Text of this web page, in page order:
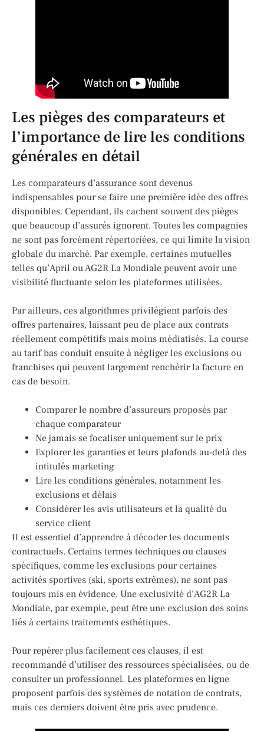
Les pièges des comparateurs et
l’importance de lire les conditions
générales en détail
Les comparateurs d’assurance sont devenus
indispensables pour se faire une première idée des offres
disponibles. Cependant, ils cachent souvent des pièges
que beaucoup d’assurés ignorent. Toutes les compagnies
ne sont pas forcément répertoriées, ce qui limite la vision
globale du marché. Par exemple, certaines mutuelles
telles qu’April ou AG2R La Mondiale peuvent avoir une
visibilité fluctuante selon les plateformes utilisées.
Par ailleurs, ces algorithmes privilégient parfois des
offres partenaires, laissant peu de place aux contrats
réellement compétitifs mais moins médiatisés. La course
au tarif bas conduit ensuite à négliger les exclusions ou
franchises qui peuvent largement renchérir la facture en
cas de besoin.
Comparer le nombre d’assureurs proposés par
chaque comparateur
Ne jamais se focaliser uniquement sur le prix
Explorer les garanties et leurs plafonds au-delà des
intitulés marketing
Lire les conditions générales, notamment les
exclusions et délais
Considérer les avis utilisateurs et la qualité du
service client
Il est essentiel d’apprendre à décoder les documents
contractuels. Certains termes techniques ou clauses
spécifiques, comme les exclusions pour certaines
activités sportives (ski, sports extrêmes), ne sont pas
toujours mis en évidence. Une exclusivité d’AG2R La
Mondiale, par exemple, peut être une exclusion des soins
liés à certains traitements esthétiques.
Pour repérer plus facilement ces clauses, il est
recommandé d’utiliser des ressources spécialisées, ou de
consulter un professionnel. Les plateformes en ligne
proposent parfois des systèmes de notation de contrats,
mais ces derniers doivent être pris avec prudence.